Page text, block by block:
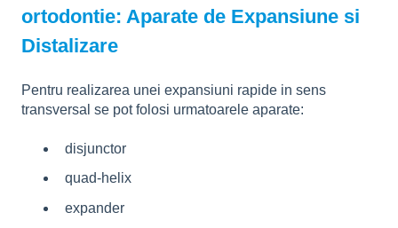
ortodontie: Aparate de Expansiune si
Distalizare
Pentru realizarea unei expansiuni rapide in sens
transversal se pot folosi urmatoarele aparate:
disjunctor
quad-helix
expander